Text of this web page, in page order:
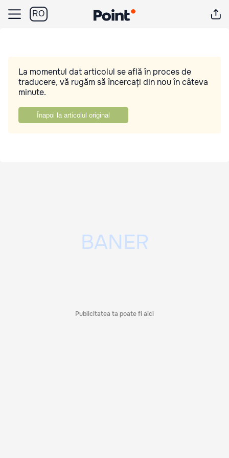
RO
La momentul dat articolul se află în proces de
traducere, vă rugăm să încercați din nou în câteva
minute.
Înapoi la articolul original
Publicitatea ta poate fi aici